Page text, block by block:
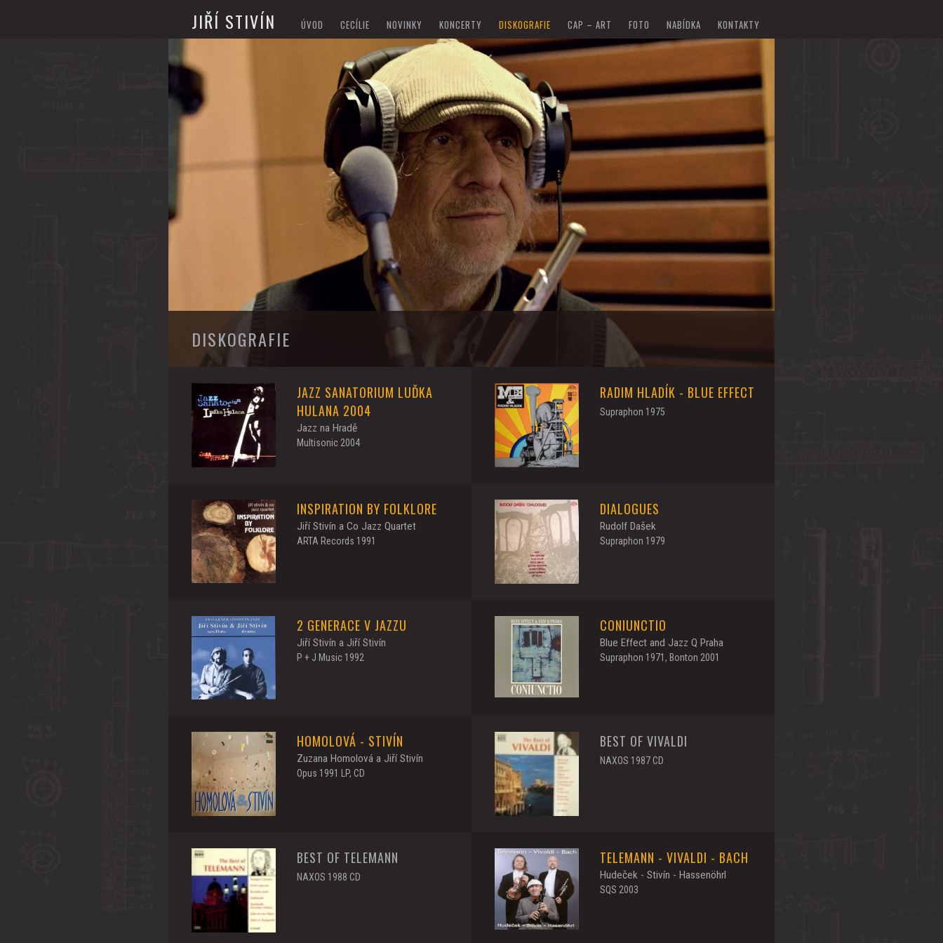
JIŘÍ STIVÍN ÚVOD CECÍLIE NOVINKY KONCERTY DISKOGRAFIE CAP – ART FOTO NABÍDKA KONTAKTY
DISKOGRAFIE
JAZZ SANATORIUM LUĎKA
HULANA 2004
Jazz na Hradě
Multisonic 2004
RADIM HLADÍK - BLUE EFFECT
Supraphon 1975
INSPIRATION BY FOLKLORE
Jiří Stivín a Co Jazz Quartet
ARTA Records 1991
DIALOGUES
Rudolf Dašek
Supraphon 1979
2 GENERACE V JAZZU
Jiří Stivín a Jiří Stivín
P + J Music 1992
CONIUNCTIO
Blue Effect and Jazz Q Praha
Supraphon 1971, Bonton 2001
HOMOLOVÁ - STIVÍN
Zuzana Homolová a Jiří Stivín
Opus 1991 LP, CD
BEST OF VIVALDI
NAXOS 1987 CD
BEST OF TELEMANN
NAXOS 1988 CD
TELEMANN - VIVALDI - BACH
Hudeček - Stivín - Hassenöhrl
SQS 2003